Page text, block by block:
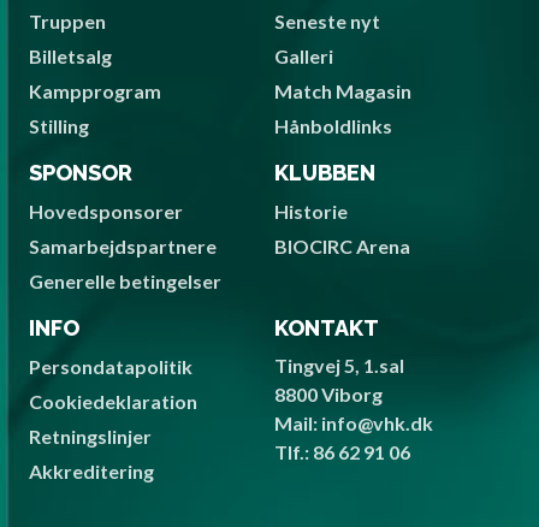
Truppen
Billetsalg
Kampprogram
Stilling
Seneste nyt
Galleri
Match Magasin
Hånboldlinks
SPONSOR
Hovedsponsorer
Samarbejdspartnere
Generelle betingelser
KLUBBEN
Historie
BIOCIRC Arena
INFO
Persondatapolitik
Cookiedeklaration
Retningslinjer
Akkreditering
KONTAKT
Tingvej 5, 1.sal
8800 Viborg
Mail: info@vhk.dk
Tlf.: 86 62 91 06